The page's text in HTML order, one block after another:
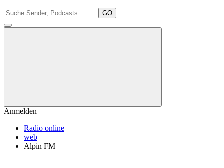
GO
Anmelden
Radio online
web
Alpin FM